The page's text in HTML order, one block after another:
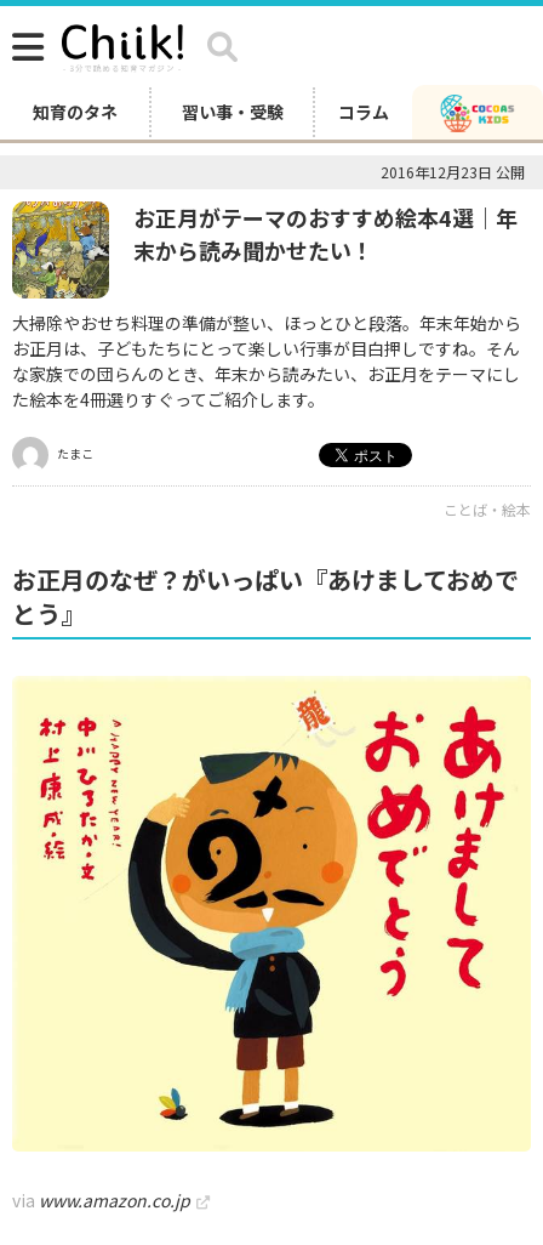
知育のタネ 習い事・受験 コラム
2016年12月23日 公開
お正月がテーマのおすすめ絵本4選｜年
末から読み聞かせたい！
大掃除やおせち料理の準備が整い、ほっとひと段落。年末年始から
お正月は、子どもたちにとって楽しい行事が目白押しですね。そん
な家族での団らんのとき、年末から読みたい、お正月をテーマにし
た絵本を4冊選りすぐってご紹介します。
たまこ
ことば・絵本
お正月のなぜ？がいっぱい『あけましておめで
とう』
via www.amazon.co.jp